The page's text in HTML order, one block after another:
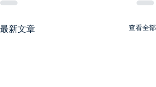
最新文章 查看全部